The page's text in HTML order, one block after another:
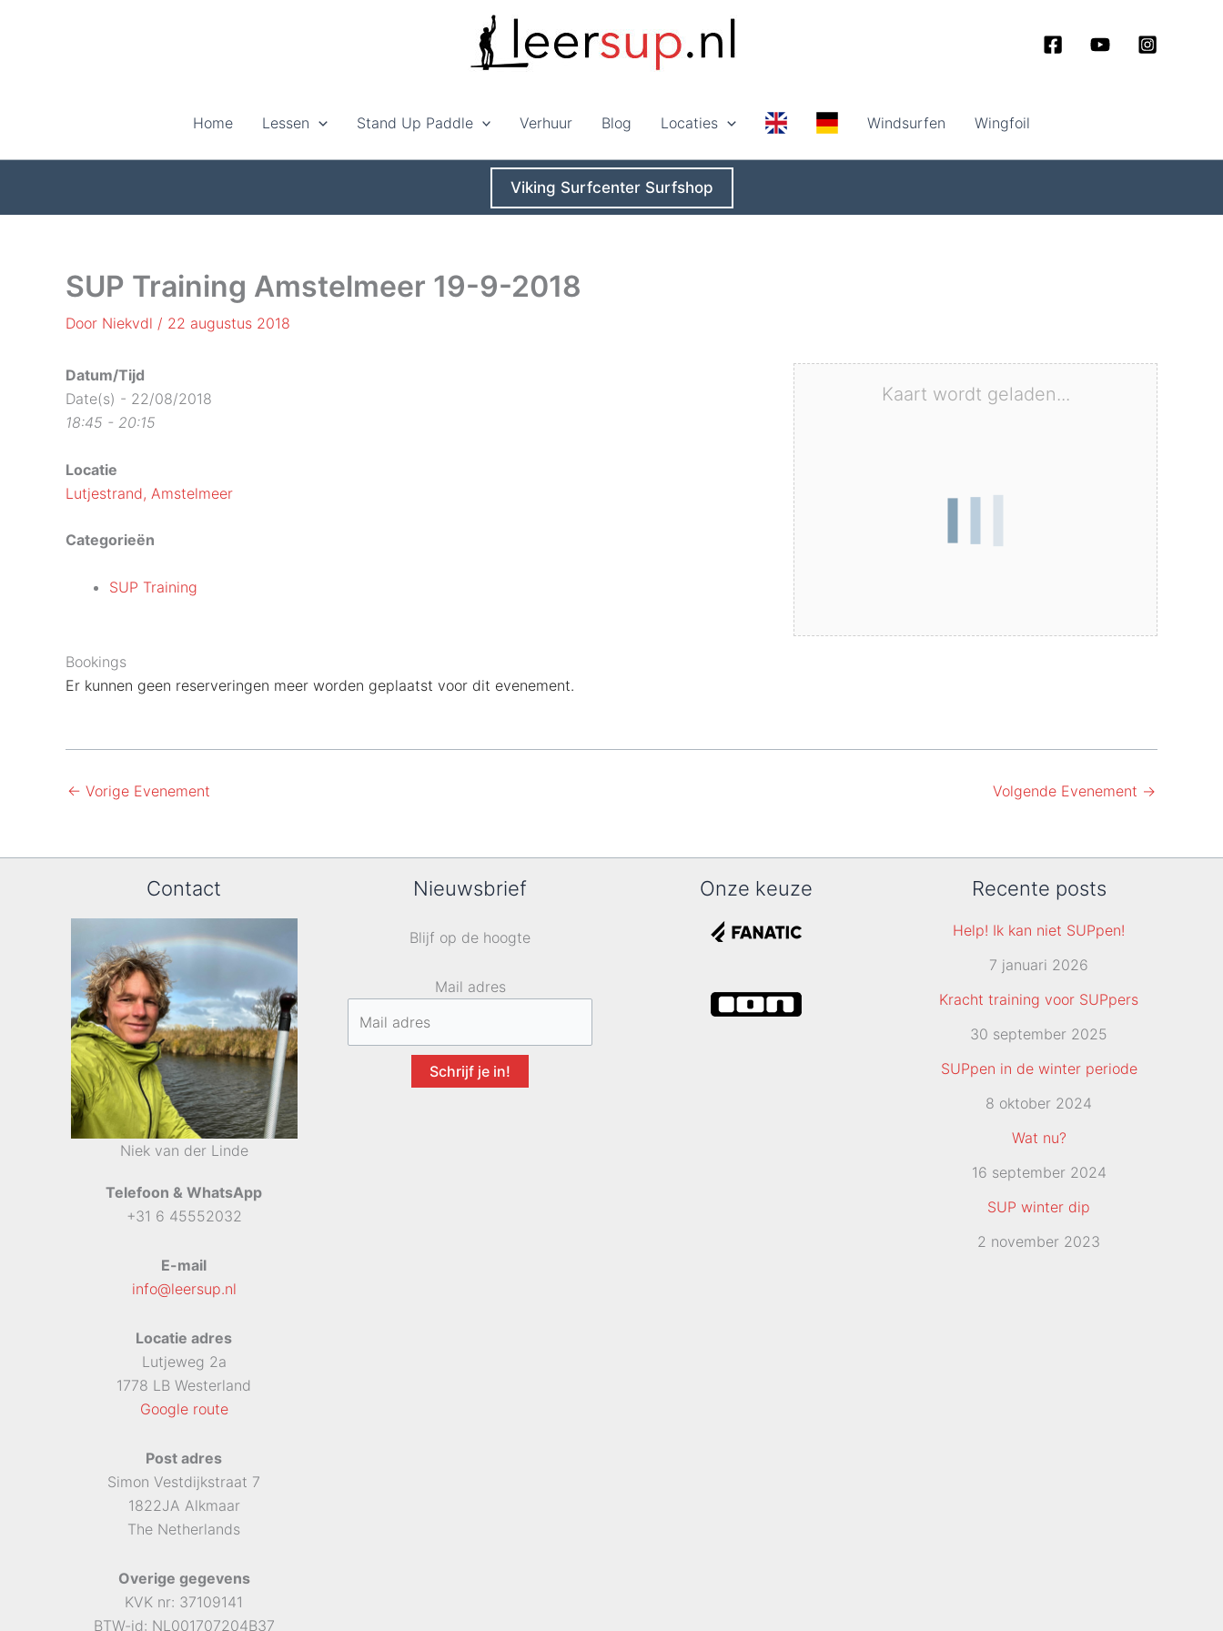
Home Lessen Stand Up Paddle Verhuur Blog Locaties Windsurfen Wingfoil
Viking Surfcenter Surfshop
SUP Training Amstelmeer 19-9-2018
Door Niekvdl / 22 augustus 2018
Kaart wordt geladen...
Datum/Tijd
Date(s) - 22/08/2018
18:45 - 20:15
Locatie
Lutjestrand, Amstelmeer
Categorieën
SUP Training
Bookings
Er kunnen geen reserveringen meer worden geplaatst voor dit evenement.
← Vorige Evenement Volgende Evenement →
Contact
Niek van der Linde
Telefoon & WhatsApp
+31 6 45552032
E-mail
info@leersup.nl
Locatie adres
Lutjeweg 2a
1778 LB Westerland
Google route
Post adres
Simon Vestdijkstraat 7
1822JA Alkmaar
The Netherlands
Overige gegevens
KVK nr: 37109141
BTW-id: NL001707204B37
Nieuwsbrief
Blijf op de hoogte
Mail adres
Schrijf je in!
Onze keuze Recente posts
Help! Ik kan niet SUPpen!
7 januari 2026
Kracht training voor SUPpers
30 september 2025
SUPpen in de winter periode
8 oktober 2024
Wat nu?
16 september 2024
SUP winter dip
2 november 2023